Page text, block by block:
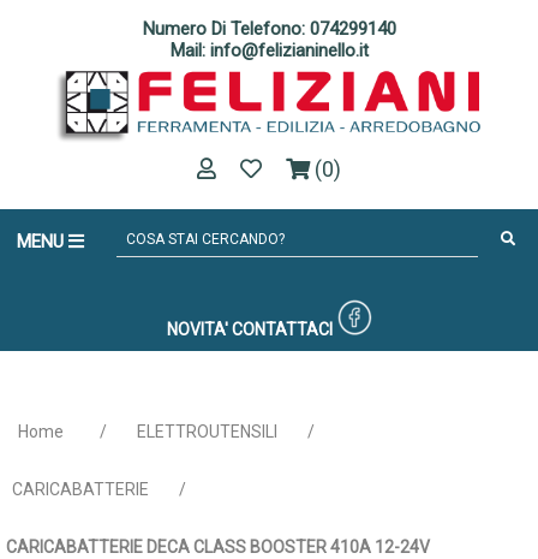
Numero Di Telefono: 074299140
Mail: info@felizianinello.it
(0)
MENU
NOVITA' CONTATTACI
Home / ELETTROUTENSILI /
CARICABATTERIE /
CARICABATTERIE DECA CLASS BOOSTER 410A 12-24V